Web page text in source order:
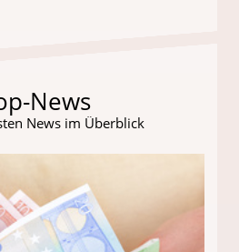
News
News im Überblick